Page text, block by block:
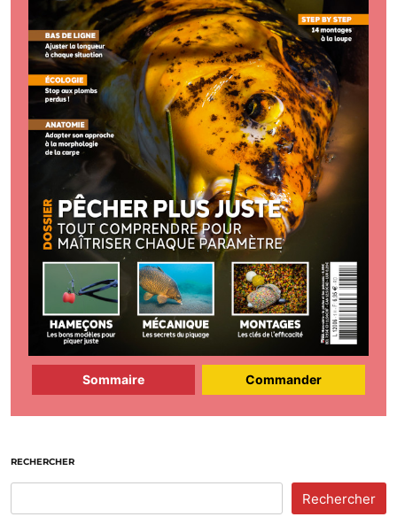
Sommaire Commander
RECHERCHER
Rechercher